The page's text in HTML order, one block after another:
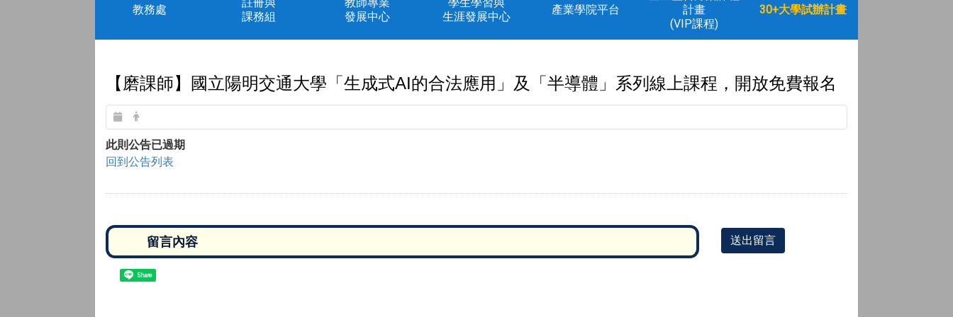
教務處
課務組
發展中心
生涯發展中心
產業學院平台
計畫
(VIP課程)
30+大學試辦計畫
【磨課師】國立陽明交通大學「生成式AI的合法應用」及「半導體」系列線上課程，開放免費報名
此則公告已過期
回到公告列表
送出留言
Share